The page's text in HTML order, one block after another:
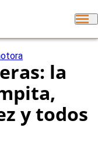
la
y todos